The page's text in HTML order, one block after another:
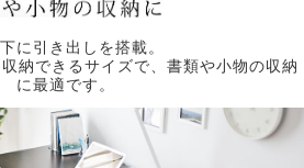
に引き出しを搭載。
納できるサイズで、書類や小物の収納
に最適です。